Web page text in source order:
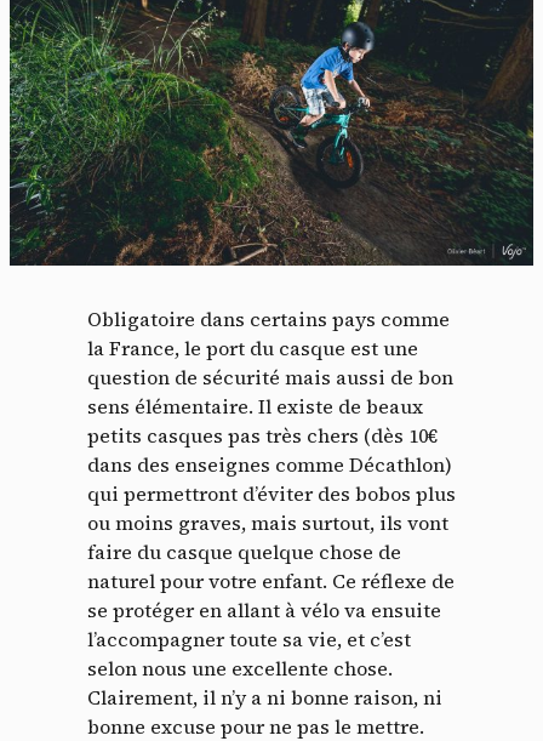
Obligatoire dans certains pays comme
la France, le port du casque est une
question de sécurité mais aussi de bon
sens élémentaire. Il existe de beaux
petits casques pas très chers (dès 10€
dans des enseignes comme Décathlon)
qui permettront d’éviter des bobos plus
ou moins graves, mais surtout, ils vont
faire du casque quelque chose de
naturel pour votre enfant. Ce réflexe de
se protéger en allant à vélo va ensuite
l’accompagner toute sa vie, et c’est
selon nous une excellente chose.
Clairement, il n’y a ni bonne raison, ni
bonne excuse pour ne pas le mettre.